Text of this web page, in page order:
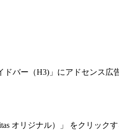
バー（H3)」にアドセンス広
オリジナル）」 をクリック